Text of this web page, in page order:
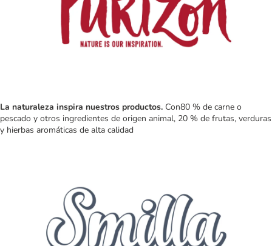
La naturaleza inspira nuestros productos. Con80 % de carne o
pescado y otros ingredientes de origen animal, 20 % de frutas, verduras
y hierbas aromáticas de alta calidad